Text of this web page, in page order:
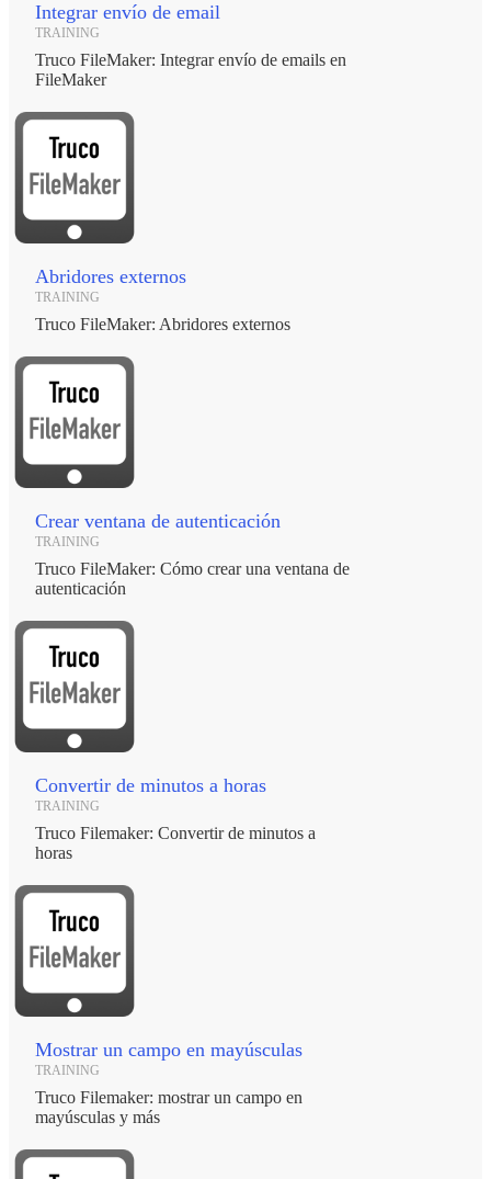
Integrar envío de email
TRAINING
Truco FileMaker: Integrar envío de emails en
FileMaker
Abridores externos
TRAINING
Truco FileMaker: Abridores externos
Crear ventana de autenticación
TRAINING
Truco FileMaker: Cómo crear una ventana de
autenticación
Convertir de minutos a horas
TRAINING
Truco Filemaker: Convertir de minutos a
horas
Mostrar un campo en mayúsculas
TRAINING
Truco Filemaker: mostrar un campo en
mayúsculas y más